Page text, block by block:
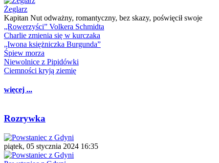
Żeglarz
Kapitan Nut odważny, romantyczny, bez skazy, poświęcił swoje
„Rowerzyści” Volkera Schmidta
Charlie zmienia się w kurczaka
„Iwona księżniczka Burgunda”
Śpiew morza
Niewolnice z Pipidówki
Ciemności kryją ziemię
więcej ...
Rozrywka
piątek, 05 stycznia 2024 16:35